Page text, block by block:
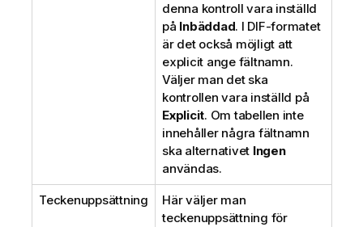
denna kontroll vara inställd
på Inbäddad. I DIF-formatet
är det också möjligt att
explicit ange fältnamn.
Väljer man det ska
kontrollen vara inställd på
Explicit. Om tabellen inte
innehåller några fältnamn
ska alternativet Ingen
användas.
Teckenuppsättning
Här väljer man
teckenuppsättning för